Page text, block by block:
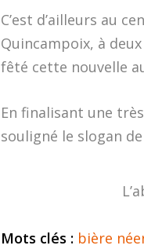
C’est d’ailleurs au
Quincampoix, à
fêté cette nouvelle
En finalisant une
souligné le slogan
Mots clés : bière